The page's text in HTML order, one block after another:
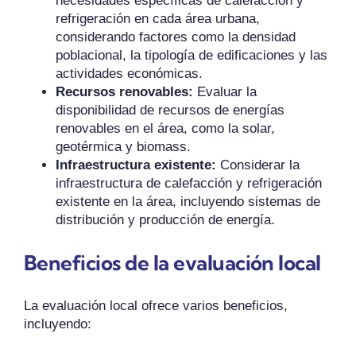
refrigeración en cada área urbana,
considerando factores como la densidad
poblacional, la tipología de edificaciones y las
actividades económicas.
Recursos renovables: Evaluar la
disponibilidad de recursos de energías
renovables en el área, como la solar,
geotérmica y biomass.
Infraestructura existente: Considerar la
infraestructura de calefacción y refrigeración
existente en la área, incluyendo sistemas de
distribución y producción de energía.
Beneficios de la evaluación local
La evaluación local ofrece varios beneficios,
incluyendo: